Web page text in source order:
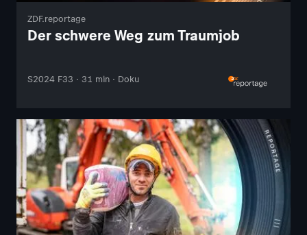
ZDF.reportage
Der schwere Weg zum Traumjob
S2024 F33 · 31 min · Doku